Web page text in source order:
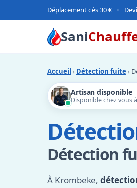
Déplacement dès 30 € •
Sani
Accueil › Détection fuite ›
Artisan disponible
Disponible chez vous
Détection
À Krombeke,